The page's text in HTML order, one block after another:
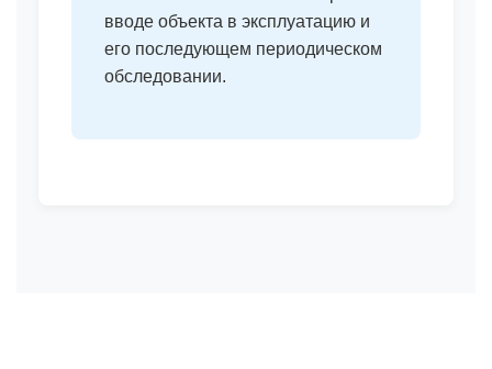
вводе объекта в эксплуатацию и
его последующем периодическом
обследовании.